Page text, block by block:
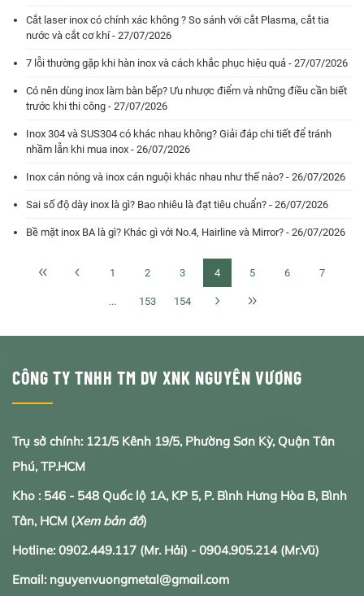
Cắt laser inox có chính xác không ? So sánh với cắt Plasma, cắt tia
nước và cắt cơ khí - 27/07/2026
7 lỗi thường gặp khi hàn inox và cách khắc phục hiệu quả - 27/07/2026
Có nên dùng inox làm bàn bếp? Ưu nhược điểm và những điều cần biết
trước khi thi công - 27/07/2026
Inox 304 và SUS304 có khác nhau không? Giải đáp chi tiết để tránh
nhầm lẫn khi mua inox - 26/07/2026
Inox cán nóng và inox cán nguội khác nhau như thế nào? - 26/07/2026
Sai số độ dày inox là gì? Bao nhiêu là đạt tiêu chuẩn? - 26/07/2026
Bề mặt inox BA là gì? Khác gì với No.4, Hairline và Mirror? - 26/07/2026
1 2 3 4 5 6 7
... 153 154
CÔNG TY TNHH TM DV XNK NGUYÊN VƯƠNG
Trụ sở chính: 121/5 Kênh 19/5, Phường Sơn Kỳ, Quận Tân
Phú, TP.HCM
Kho : 546 - 548 Quốc lộ 1A, KP 5, P. Bình Hưng Hòa B, Bình
Tân, HCM (Xem bản đồ)
Hotline: 0902.449.117 (Mr. Hải) - 0904.905.214(Mr.Vũ)
Email: nguyenvuongmetal@gmail.com